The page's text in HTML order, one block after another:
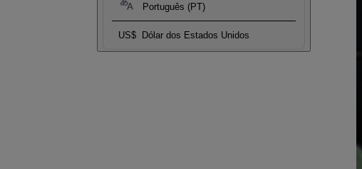
Português (PT)
US$ Dólar dos Estados Unidos